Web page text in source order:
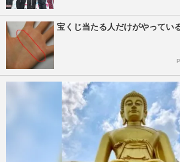
宝くじ当たる人だけがやってい